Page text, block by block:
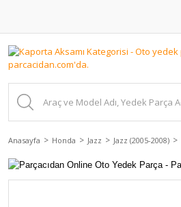
Anasayfa Honda Jazz Jazz (2005-2008)